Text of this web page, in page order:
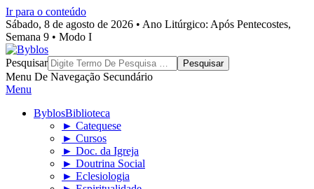
Ir para o conteúdo
Sábado, 8 de agosto de 2026 • Ano Litúrgico: Após Pentecostes,
Semana 9 • Modo I
Byblos
Pesquisar
Menu De Navegação Secundário
Menu
ByblosBiblioteca
► Catequese
► Cursos
► Doc. da Igreja
► Doutrina Social
► Eclesiologia